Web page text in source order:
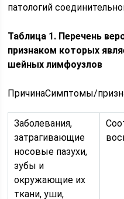
патологий
Таблица 1. Перечень
признаком которых
шейных лимфоузлов
ПричинаСимптомы/
Заболевания,
затрагивающие
носовые пазухи,
зубы и
окружающие их
ткани, уши,